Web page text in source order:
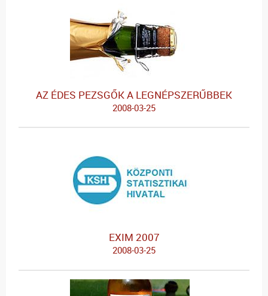
AZ ÉDES PEZSGŐK A LEGNÉPSZERŰBBEK
2008-03-25
EXIM 2007
2008-03-25